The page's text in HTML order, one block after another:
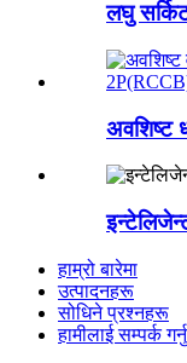
लघु
अवशिष्ट
हाम्रो बारेमा
उत्पादनहरू
सोधिने प्रश्नहरू
हामीलाई सम्पर्क